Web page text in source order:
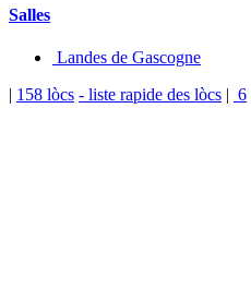
Salles
Landes de Gascogne
| 158 lòcs - liste rapide des lòcs | 6